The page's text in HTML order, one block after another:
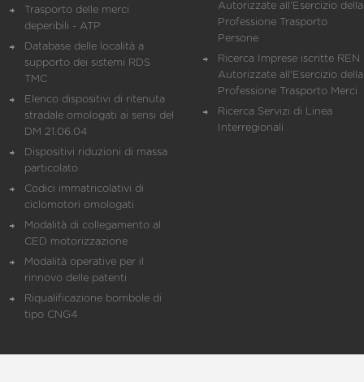
Trasporto delle merci
deperibili - ATP
Database delle località a
supporto dei sistemi RDS
TMC
Elenco dispositivi di ritenuta
stradale omologati ai sensi del
DM 21.06.04
Dispositivi riduzioni di massa
particolato
Codici immatricolativi di
ciclomotori omologati
Modalità di collegamento al
CED motorizzazione
Modalità operative per il
rinnovo delle patenti
Riqualificazione bombole di
tipo CNG4
Autorizzate all'Esercizio della
Professione Trasporto
Persone
Ricerca Imprese iscritte REN
Autorizzate all'Esercizio della
Professione Trasporto Merci
Ricerca Servizi di Linea
Interregionali